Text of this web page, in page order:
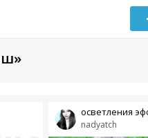
nadyatch
осветления